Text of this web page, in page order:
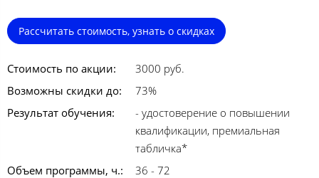
Рассчитать стоимость, узнать о скидках
Стоимость по акции:
3000 руб.
Возможны скидки до:
73%
Результат обучения:
- удостоверение о повышении
квалификации, премиальная
табличка*
Объем программы, ч.:
36 - 72